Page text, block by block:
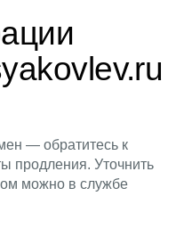
— обратитесь к
продления. Уточнить
можно в службе